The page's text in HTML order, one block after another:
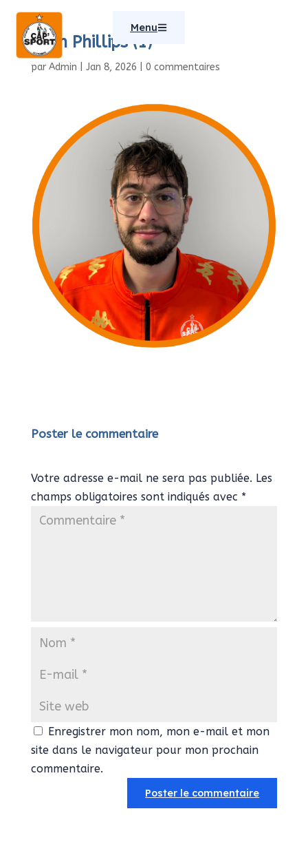
Menu
Aron Phillips (1)
par Admin Jan 8, 2026 0 commentaires
Poster le commentaire
Votre adresse e-mail ne sera pas publiée. Les
champs obligatoires sont indiqués avec *
Enregistrer mon nom, mon e-mail et mon
site dans le navigateur pour mon prochain
commentaire.